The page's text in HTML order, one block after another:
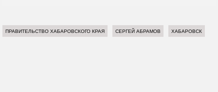
ПРАВИТЕЛЬСТВО ХАБАРОВСКОГО КРАЯ СЕРГЕЙ АБРАМОВ ХАБАРОВСК